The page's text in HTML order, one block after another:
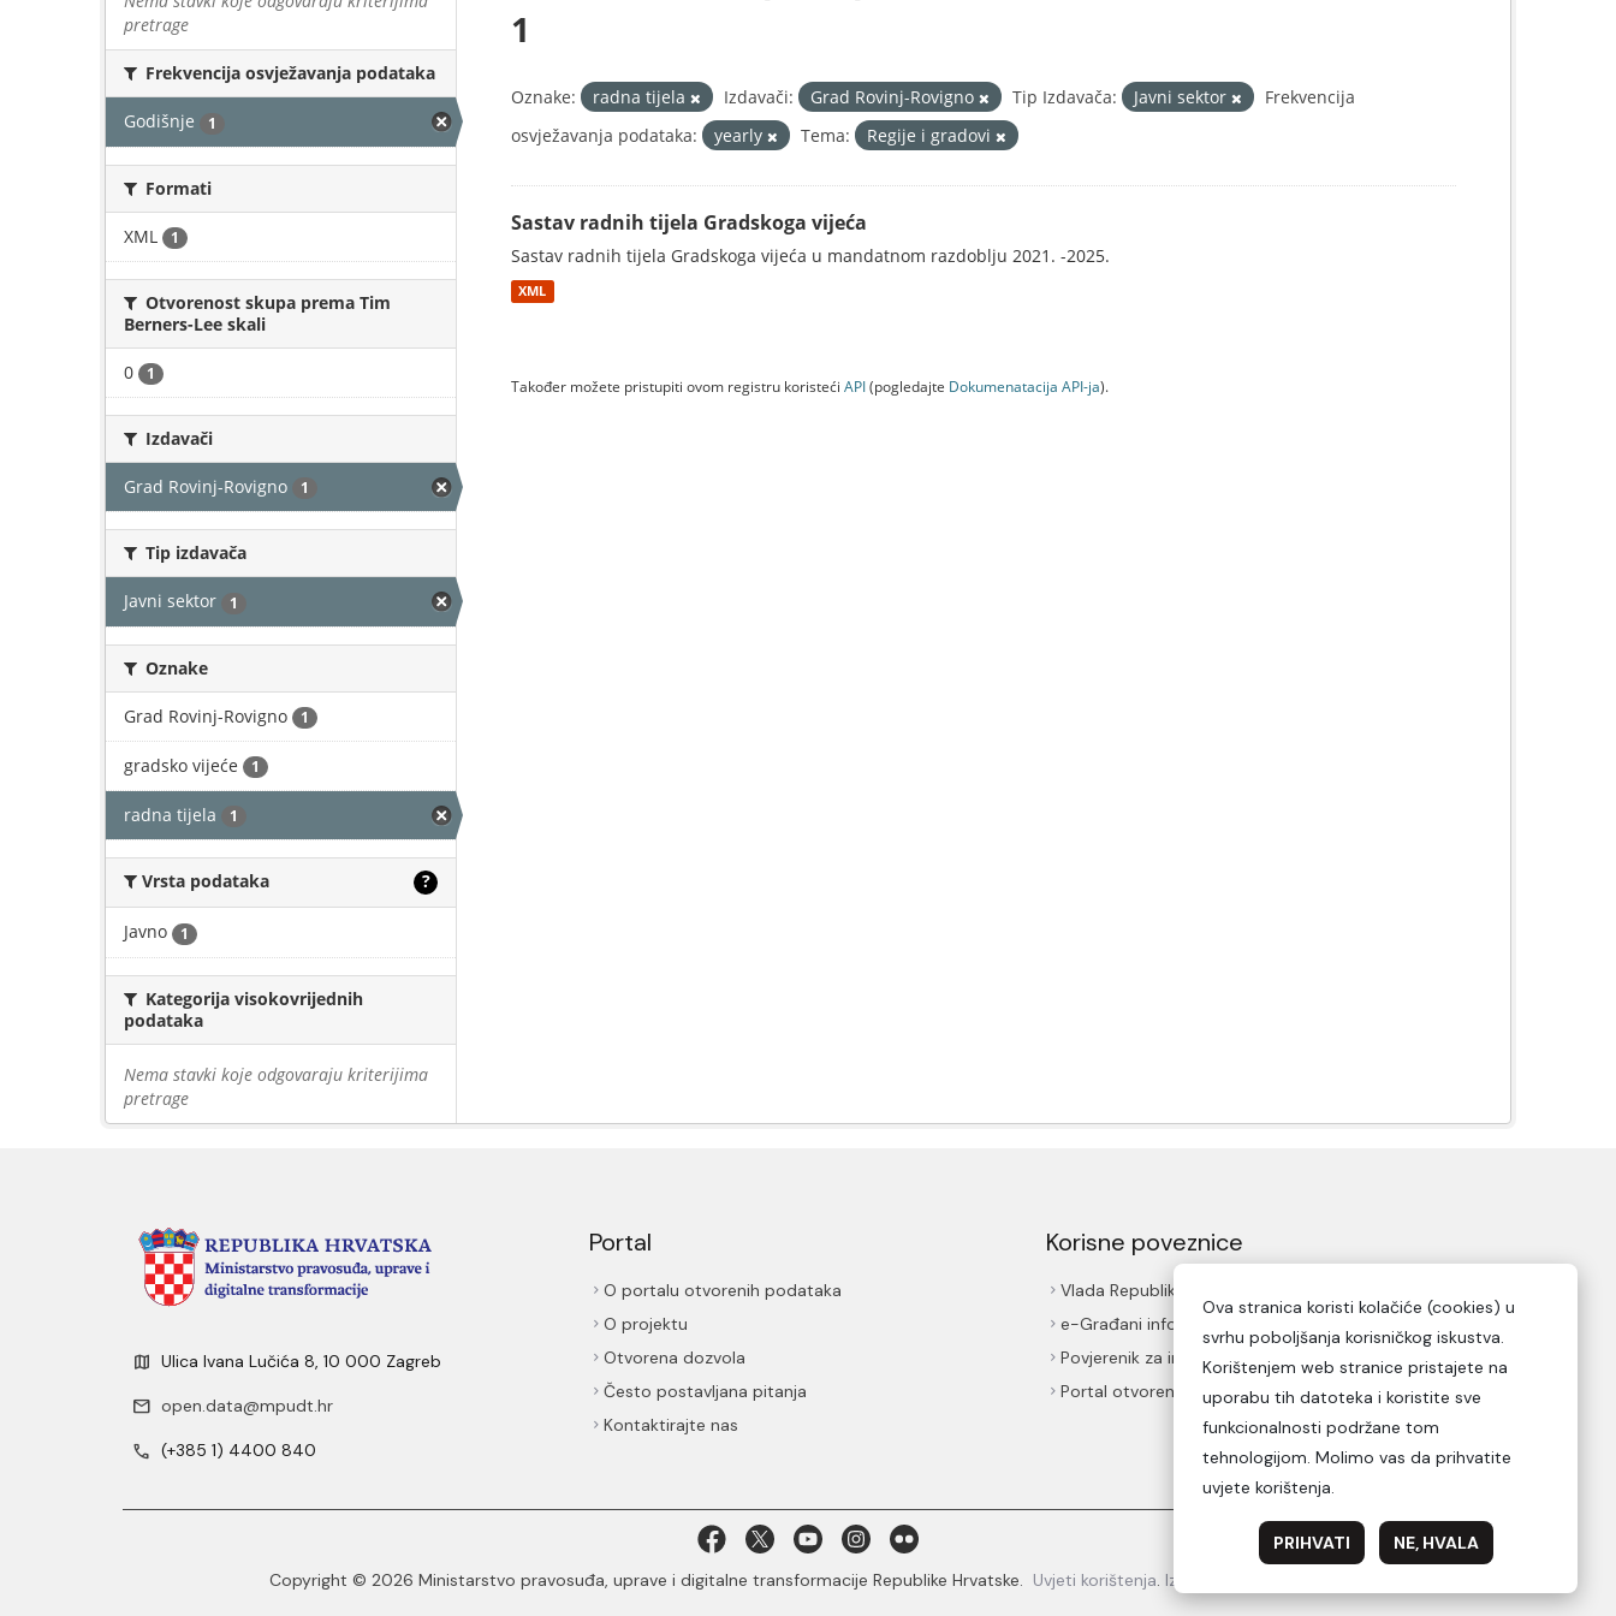
pretrage
Frekvencija osvježavanja podataka
Godišnje 1
Formati
XML 1
Otvorenost skupa prema Tim
Berners-Lee skali
0 1
Izdavači
Grad Rovinj-Rovigno 1
Tip izdavača
Javni sektor 1
Oznake
Grad Rovinj-Rovigno 1
gradsko vijeće 1
radna tijela 1
Vrsta podataka ?
Javno 1
Kategorija visokovrijednih
podataka
Nema stavki koje odgovaraju kriterijima
pretrage
1
Oznake: radna tijela Izdavači: Grad Rovinj-Rovigno Tip Izdavača: Javni sektor
Frekvencija
osvježavanja podataka:
yearly Tema: Regije i gradovi
Sastav radnih tijela Gradskoga vijeća
Sastav radnih tijela Gradskoga vijeća u mandatnom razdoblju 2021. -2025.
XML
Također možete pristupiti ovom registru koristeći API(pogledajte Dokumenаtаcijа API-jа).